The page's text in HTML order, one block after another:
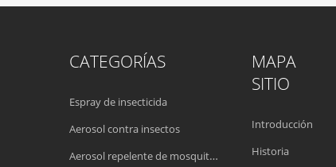
CATEGORÍAS
Espray de insecticida
Aerosol contra insectos
Aerosol repelente de mosquitos
MAPA
SITIO
Introducción
Historia